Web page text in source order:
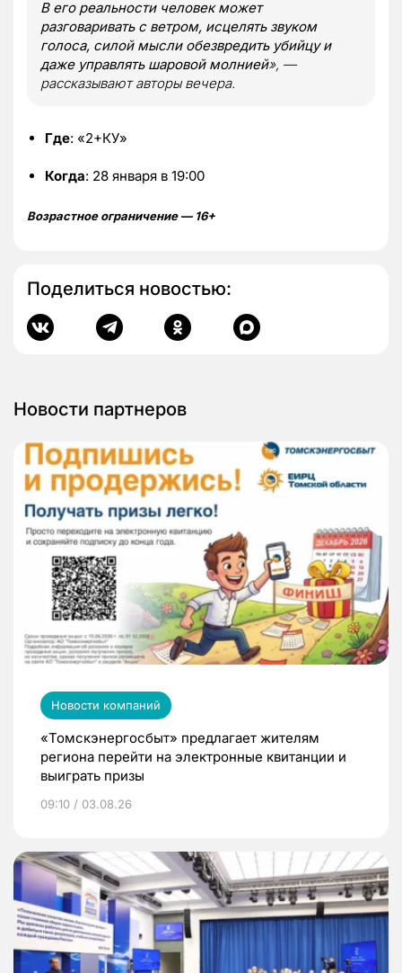
В его реальности человек может
разговаривать с ветром, исцелять звуком
голоса, силой мысли обезвредить убийцу и
даже управлять шаровой молнией», —
рассказывают авторы вечера.
Где: «2+КУ»
Когда: 28 января в 19:00
Возрастное ограничение — 16+
Поделиться новостью:
Новости партнеров
Новости компаний
«Томскэнергосбыт» предлагает жителям
региона перейти на электронные квитанции и
выиграть призы
09:10 / 03.08.26